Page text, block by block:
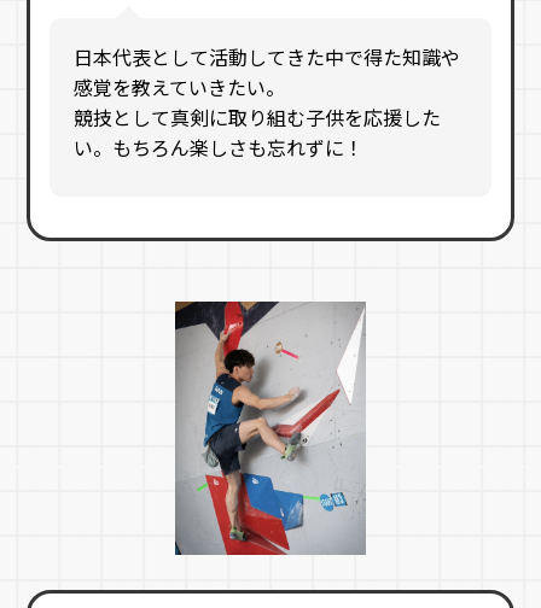
日本代表として活動してきた中で得た知識や
感覚を教えていきたい。
競技として真剣に取り組む子供を応援した
い。もちろん楽しさも忘れずに！